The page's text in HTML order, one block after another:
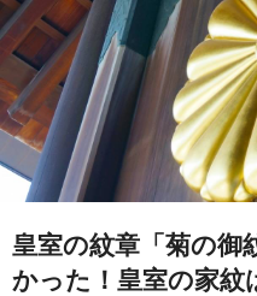
皇室の紋章「菊の御
かった！皇室の家紋